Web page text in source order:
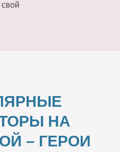
свой
НА
– ГЕРОИ